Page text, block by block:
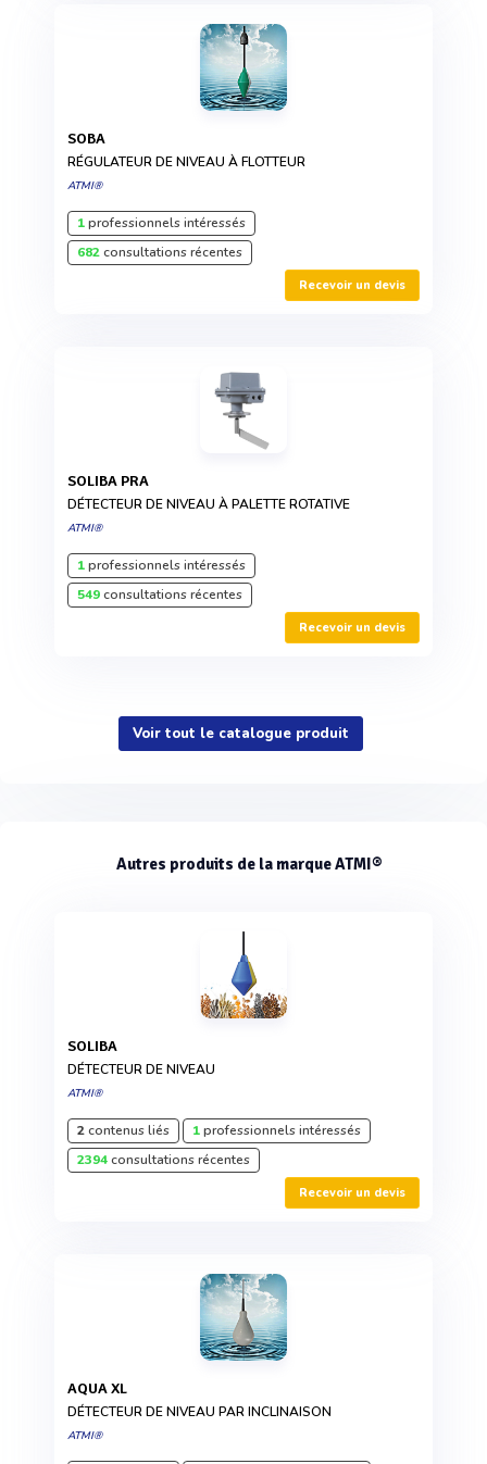
SOBA
RÉGULATEUR DE NIVEAU À FLOTTEUR
ATMI®
1professionnels intéressés
682consultations récentes
Recevoir un devis
SOLIBA PRA
DÉTECTEUR DE NIVEAU À PALETTE ROTATIVE
ATMI®
1professionnels intéressés
549consultations récentes
Recevoir un devis
Voir tout le catalogue produit
Autres produits de la marque ATMI®
SOLIBA
DÉTECTEUR DE NIVEAU
ATMI®
2contenus liés 1professionnels intéressés
2394consultations récentes
Recevoir un devis
AQUA XL
DÉTECTEUR DE NIVEAU PAR INCLINAISON
ATMI®